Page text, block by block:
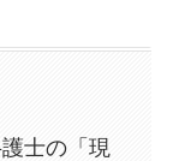
士の「現